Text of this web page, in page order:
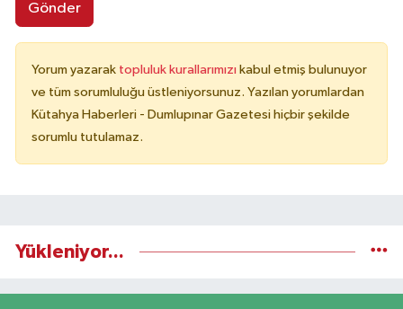
Gönder
Yorum yazarak topluluk kurallarımızı kabul etmiş bulunuyor
ve tüm sorumluluğu üstleniyorsunuz. Yazılan yorumlardan
Kütahya Haberleri - Dumlupınar Gazetesi hiçbir şekilde
sorumlu tutulamaz.
Yükleniyor...